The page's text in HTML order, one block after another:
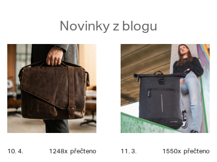
Novinky z blogu
10. 4. 1248x přečteno 11. 3. 1550x přečteno